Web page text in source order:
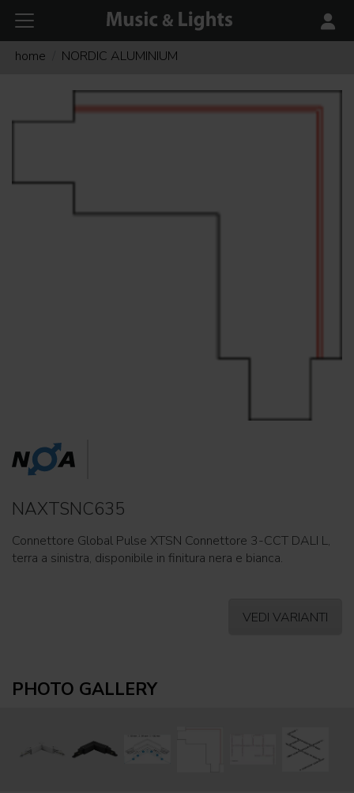
home NORDIC ALUMINIUM
NAXTSNC635
Connettore Global Pulse XTSN Connettore 3-CCT DALI L,
terra a sinistra, disponibile in finitura nera e bianca.
VEDI VARIANTI
PHOTO GALLERY